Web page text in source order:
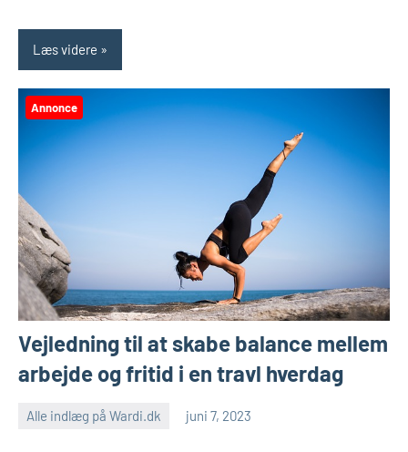
Læs videre
Annonce
Vejledning til at skabe balance mellem
arbejde og fritid i en travl hverdag
Alle indlæg på Wardi.dk juni 7, 2023